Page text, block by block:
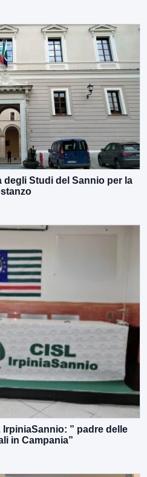
degli Studi del Sannio per la
IrpiniaSannio: ” padre delle
in Campania”